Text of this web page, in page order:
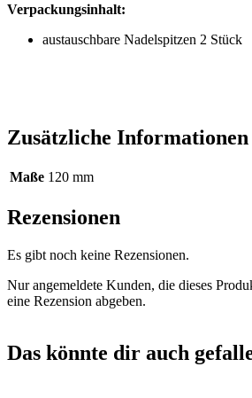
Verpackungsinhalt:
austauschbare Nadelspitzen 2 Stück
Zusätzliche Informationen
Maße 120 mm
Rezensionen
Es gibt noch keine Rezensionen.
Nur angemeldete Kunden, die dieses
eine Rezension abgeben.
Das könnte dir auch